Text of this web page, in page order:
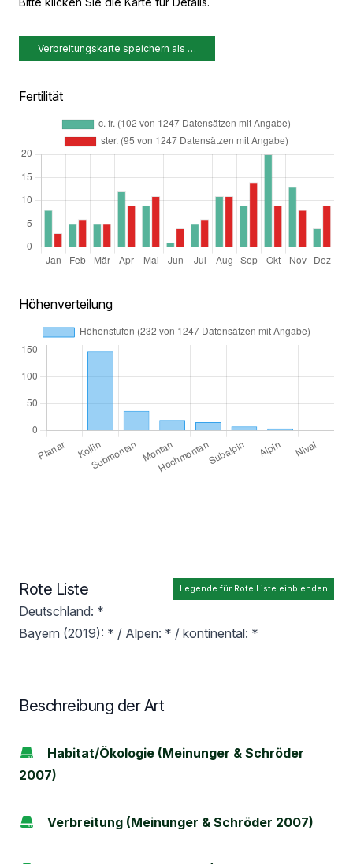
Verbreitungskarte speichern als …
Fertilität
Höhenverteilung
Legende für Rote Liste einblenden
Rote Liste
Deutschland: *
Bayern (2019): * / Alpen: * / kontinental: *
Beschreibung der Art
Habitat/Ökologie (Meinunger & Schröder
2007)
Verbreitung (Meinunger & Schröder 2007)